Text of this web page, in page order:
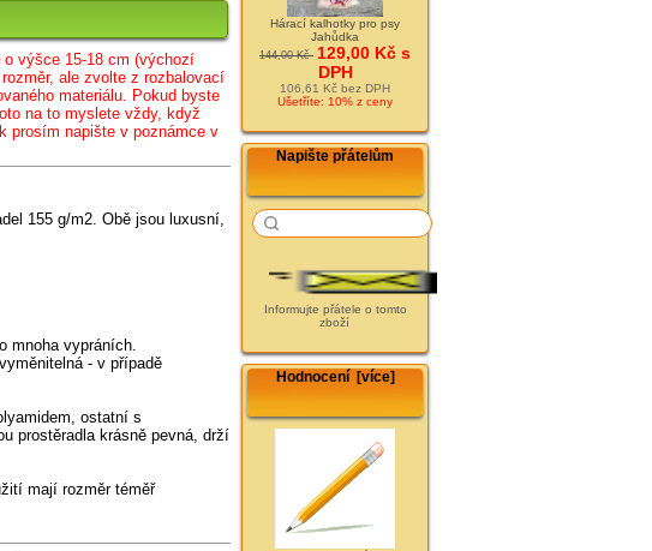
výšce 15-18 cm (výc hozí
ale zvolte z rozbalovací
materiálu. Pokud byste
na to myslete vždy, když
prosím napište v poznámce v
155 g/m2. Obě jsou luxusní,
mnoha vypráních.
- v případě
ostatní s
prostěradla krásně pevná, drží
mají rozměr téměř
Hárací kalhotky pro psy
Jahůdka
144,00 Kč 129,00 Kč s
DPH
106,61 Kč bez DPH
Ušetříte: 10% z ceny
Napište přátelům
Informujte přátele o tomto
zboží
Hodnocení [více]